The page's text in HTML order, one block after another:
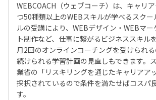
WEBCOACH（ウェブコーチ）は、キャリ
つ50種類以上のWEBスキルが学べるスクー
ルの受講により、WEBデザイン・WEBマー
ト制作など、仕事に繋がるビジネススキル
月2回のオンラインコーチングを受けられる
続けられる学習計画の見直しもできます。
業省の「リスキリングを通じたキャリアア
採択されているので条件を満たせばコスパ
す。